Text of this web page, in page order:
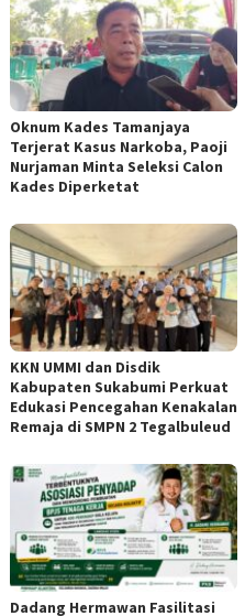
Oknum Kades Tamanjaya
Terjerat Kasus Narkoba, Paoji
Nurjaman Minta Seleksi Calon
Kades Diperketat
KKN UMMI dan Disdik
Kabupaten Sukabumi Perkuat
Edukasi Pencegahan Kenakalan
Remaja di SMPN 2 Tegalbuleud
Dadang Hermawan Fasilitasi